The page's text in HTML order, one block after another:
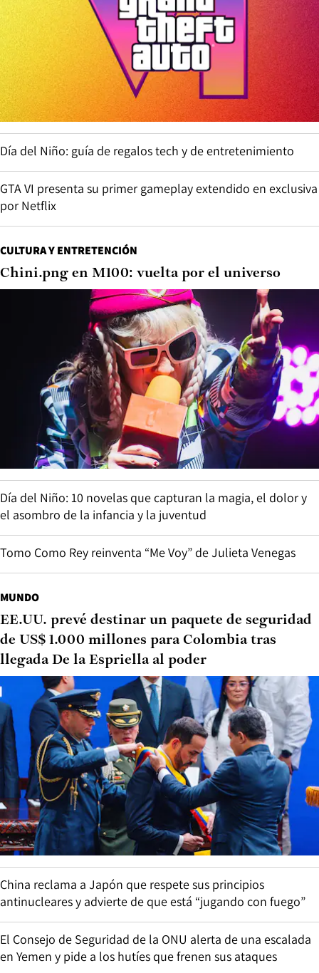
Día del Niño: guía de regalos tech y de entretenimiento
GTA VI presenta su primer gameplay extendido en exclusiva
por Netflix
CULTURA Y ENTRETENCIÓN
Chini.png en M100: vuelta por el universo
Día del Niño: 10 novelas que capturan la magia, el dolor y
el asombro de la infancia y la juventud
Tomo Como Rey reinventa “Me Voy” de Julieta Venegas
MUNDO
EE.UU. prevé destinar un paquete de seguridad
de US$ 1.000 millones para Colombia tras
llegada De la Espriella al poder
China reclama a Japón que respete sus principios
antinucleares y advierte de que está “jugando con fuego”
El Consejo de Seguridad de la ONU alerta de una escalada
en Yemen y pide a los hutíes que frenen sus ataques